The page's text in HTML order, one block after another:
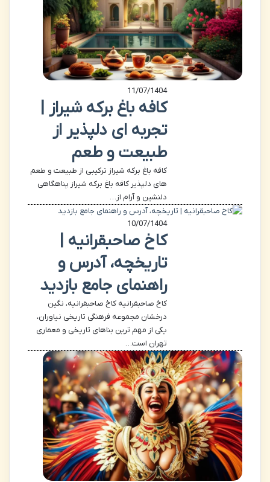
11/07/1404
کافه باغ برکه شیراز |
تجربه ای دلپذیر از
طبیعت و طعم
کافه باغ برکه شیراز ترکیبی از طبیعت و طعم
های دلپذیر کافه باغ برکه شیراز پناهگاهی
دلنشین و آرام از…
10/07/1404
کاخ صاحبقرانیه |
تاریخچه، آدرس و
راهنمای جامع بازدید
کاخ صاحبقرانیه کاخ صاحبقرانیه، نگین
درخشان مجموعه فرهنگی تاریخی نیاوران،
یکی از مهم ترین بناهای تاریخی و معماری
تهران است…